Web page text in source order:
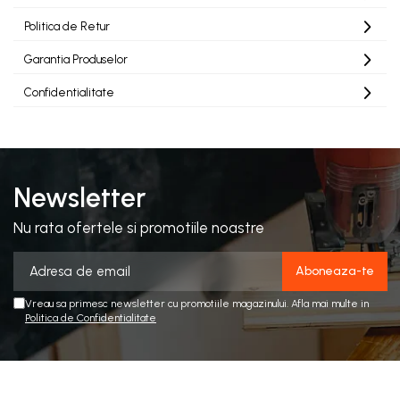
Politica de Retur
Garantia Produselor
Confidentialitate
Newsletter
Nu rata ofertele si promotiile noastre
Vreau sa primesc newsletter cu promotiile magazinului. Afla mai multe in
Politica de Confidentialitate